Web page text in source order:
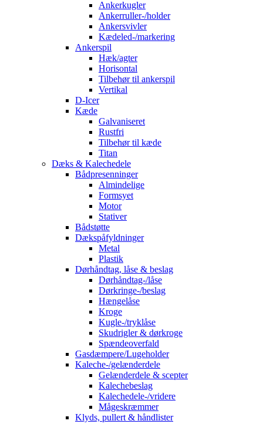
Ankerkugler
Ankerruller-/holder
Ankersvivler
Kædeled-/markering
Ankerspil
Hæk/agter
Horisontal
Tilbehør til ankerspil
Vertikal
D-Icer
Kæde
Galvaniseret
Rustfri
Tilbehør til kæde
Titan
Dæks & Kalechedele
Bådpresenninger
Almindelige
Formsyet
Motor
Stativer
Bådstøtte
Dækspåfyldninger
Metal
Plastik
Dørhåndtag, låse & beslag
Dørhåndtag-/låse
Dørkringe-/beslag
Hængelåse
Kroge
Kugle-/tryklåse
Skudrigler & dørkroge
Spændeoverfald
Gasdæmpere/Lugeholder
Kaleche-/gelænderdele
Gelænderdele & scepter
Kalechebeslag
Kalechedele-/vridere
Mågeskræmmer
Klyds, pullert & håndlister